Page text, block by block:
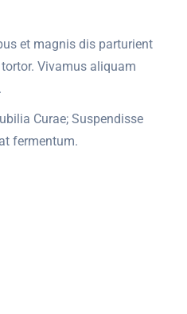
et magnis dis parturient
Vivamus aliquam
Curae; Suspendisse
fermentum.